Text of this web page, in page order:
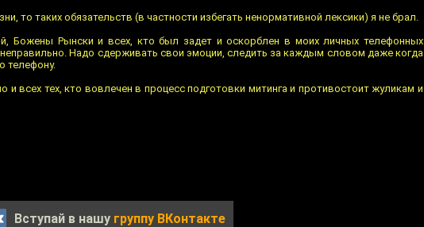
то таких обязательств (в частности избегать ненормативной лексики) я не брал.
Божены Рынски и всех, кто был задет и оскорблен в моих личных телефонных
Надо сдерживать свои эмоции, следить за каждым словом даже когда
телефону.
и всех тех, кто вовлечен в процесс подготовки митинга и противостоит жуликам и
Вступай в нашу группу ВКонтакте